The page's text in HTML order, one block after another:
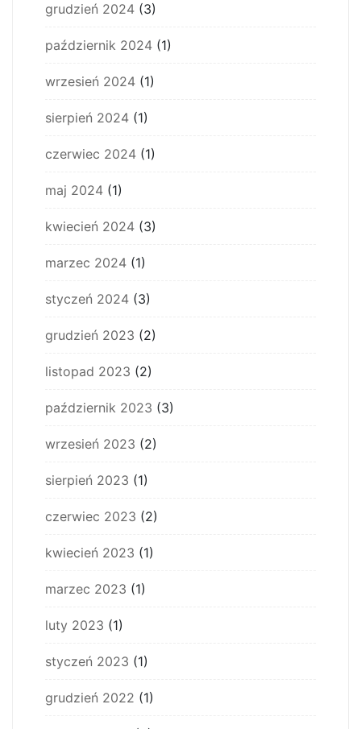
grudzień 2024 (3)
październik 2024 (1)
wrzesień 2024 (1)
sierpień 2024 (1)
czerwiec 2024 (1)
maj 2024 (1)
kwiecień 2024 (3)
marzec 2024 (1)
styczeń 2024 (3)
grudzień 2023 (2)
listopad 2023 (2)
październik 2023 (3)
wrzesień 2023 (2)
sierpień 2023 (1)
czerwiec 2023 (2)
kwiecień 2023 (1)
marzec 2023 (1)
luty 2023 (1)
styczeń 2023 (1)
grudzień 2022 (1)